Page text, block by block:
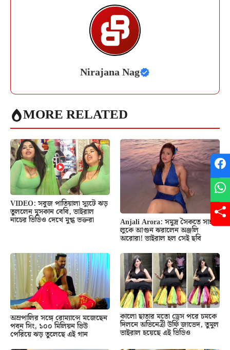
Nirajana Nag
MORE RELATED
VIDEO: সবুজ পাতিয়ালা স্যুটে ঝড়
তুললেন মুসকান বেবি, ভাইরাল
নাচের ভিডিও দেখে মুগ্ধ ভক্তরা Anjali Arora: সমুদ্র সৈকতে সাহসী
লুকে আগুন ঝরালেন অঞ্জলি
অরোরা! ভাইরাল হল সেই ছবি
অম্রপালির সঙ্গে রোম্যান্সে মজেছেন
পবন সিং, ১০০ মিলিয়ন ভিউ
পেরিয়ে ঝড় তুলেছে এই গান
কালো ছাতার মতো ড্রেস পরে চমকে
দিলনে অভিনেত্রী উর্ফি জাভেদ, তুমুল
ভাইরাল হয়েছে এই ভিডিও